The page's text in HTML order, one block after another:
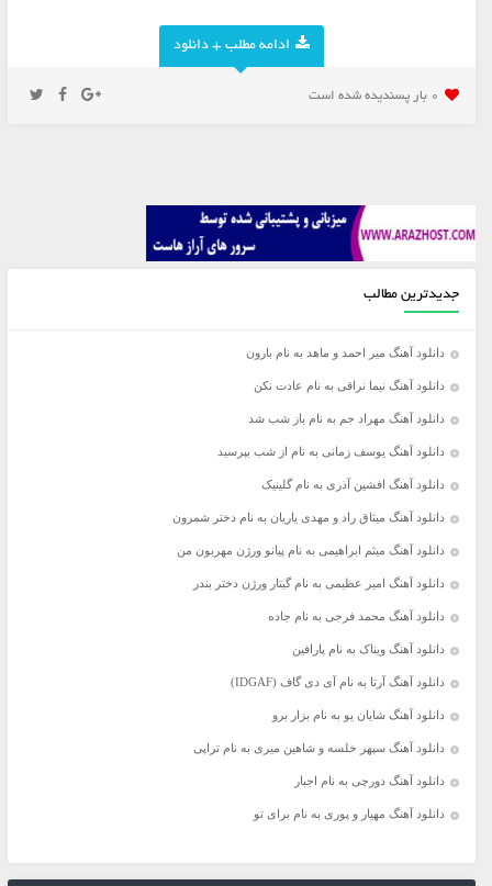
ادامه مطلب + دانلود
0 بار پسنديده شده است
جدیدترین مطالب
دانلود آهنگ میر احمد و ماهد به نام بارون
دانلود آهنگ نیما نراقی به نام عادت نکن
دانلود آهنگ مهراد جم به نام باز شب شد
دانلود آهنگ یوسف زمانی به نام از شب بپرسید
دانلود آهنگ افشین آذری به نام گلینیک
دانلود آهنگ میثاق راد و مهدی یاریان به نام دختر شمرون
دانلود آهنگ میثم ابراهیمی به نام پیانو ورژن مهربون من
دانلود آهنگ امیر عظیمی به نام گیتار ورژن دختر بندر
دانلود آهنگ محمد فرجی به نام جاده
دانلود آهنگ ویناک به نام پارافین
دانلود آهنگ آرتا به نام آی دی گاف (IDGAF)
دانلود آهنگ شایان یو به نام بزار برو
دانلود آهنگ سپهر خلسه و شاهین میری به نام تراپی
دانلود آهنگ دورچی به نام اجبار
دانلود آهنگ مهیار و پوری به نام برای تو